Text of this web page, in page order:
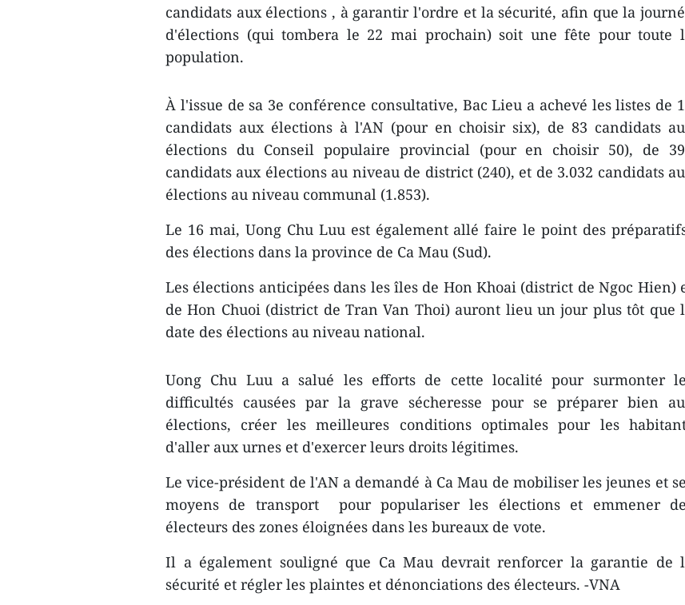
candidats aux élections , à garantir l'ordre et la sécurité, afin que ​la
d'élections (qui tombera le 22 mai prochain) soit une fête pour toute
population.
À l'issue de sa 3e conférence consultative, Bac Lieu a ​​achevé les listes de
candidats aux élections à l'AN (pour en choisir six), de 83 candidats
élections du Conseil populaire ​provincial (pour en choisir 50), de
candidats ​aux élections au niveau de district (240), et ​de 3.032 candidats
élections au niveau communal (1.853).
Le 16 mai, Uong Chu Luu est également allé faire le point des
des élections dans la province de Ca Mau (Sud).
Les élections anticipées dans les îles de Hon Khoai (district de Ngoc Hien)
de Hon Chuoi (district de Tran Van Thoi) auront lieu un jour plus tôt que
date des élections au niveau national.
Uong Chu Luu a salué les efforts de cette localité pour surmonter
difficultés causées par la grave sécheresse pour se préparer bien
élections, créer les meilleures conditions optimales pour les
d'aller aux urnes et d'exercer leurs droits légitimes.
Le vice-président de l'AN a demandé à Ca Mau ​de mobiliser les jeunes et
​moyens de transport ​pour populariser les élections et ​emmener
électeurs des zones éloignées ​dans les bureaux de vote.
Il a également ​souligné que Ca Mau devrait renforcer la garantie de
sécurité et régler les plaintes et dénonciations de​s électeurs. -VNA